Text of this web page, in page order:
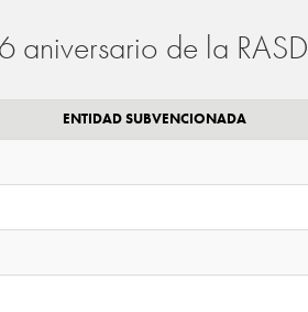
aniversario de la RASD
ENTIDAD SUBVENCIONADA